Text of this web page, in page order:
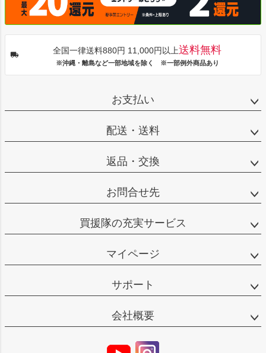
全国一律送料880円 11,000円以上送料無料
※沖縄・離島など一部地域を除く ※一部例外商品あり
お支払い
配送・送料
返品・交換
お問合せ先
買援隊の充実サービス
マイページ
サポート
会社概要